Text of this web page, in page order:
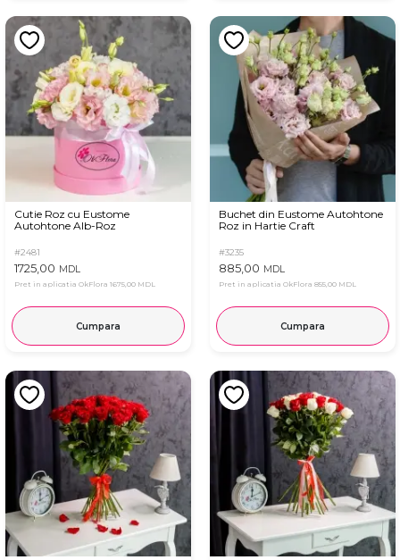
Cutie Roz cu Eustome
Autohtone Alb-Roz
#2481
1725,00 MDL
Pret in aplicatia OkFlora 1675,00 MDL
Cumpara
Buchet din Eustome Autohtone
Roz in Hartie Craft
#3235
885,00 MDL
Pret in aplicatia OkFlora 855,00 MDL
Cumpara